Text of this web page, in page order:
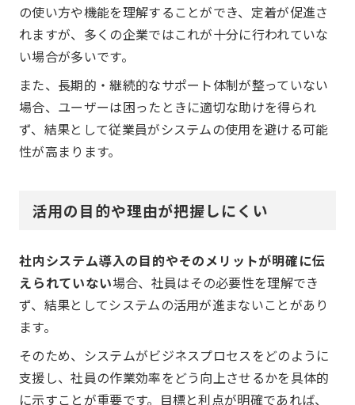
の使い方や機能を理解することができ、定着が促進さ
れますが、多くの企業ではこれが十分に行われていな
い場合が多いです。
また、長期的・継続的なサポート体制が整っていない
場合、ユーザーは困ったときに適切な助けを得られ
ず、結果として従業員がシステムの使用を避ける可能
性が高まります。
活用の目的や理由が把握しにくい
社内システム導入の目的やそのメリットが明確に伝
えられていない場合、社員はその必要性を理解でき
ず、結果としてシステムの活用が進まないことがあり
ます。
そのため、システムがビジネスプロセスをどのように
支援し、社員の作業効率をどう向上させるかを具体的
に示すことが重要です。目標と利点が明確であれば、